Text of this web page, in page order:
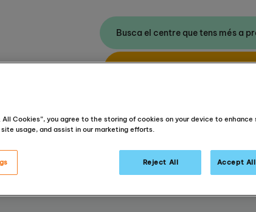
Busca el centre que tens més a
Casos d’èxit
i l’autonomia dels alumnes perquè tinguin èxit tant dins
Cookies”, you agree to the storing of cookies on your device to enhance
usage, and assist in our marketing efforts.
Reject All Accept